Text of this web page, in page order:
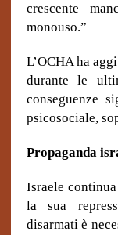
crescente
monouso.”
L’OCHA ha
durante le
conseguenze
psicosociale,
Propaganda
Israele
la sua
disarmati è